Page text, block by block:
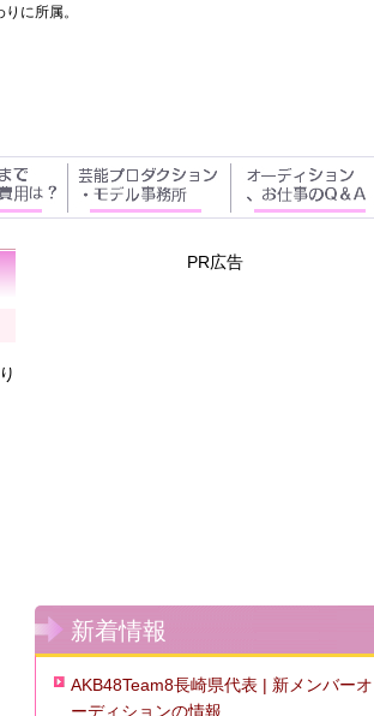
に所属。
PR広告
新着情報
AKB48Team8長崎県代表 | 新メンバーオ
ーディションの情報